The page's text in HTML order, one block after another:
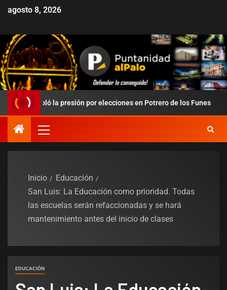
agosto 8, 2026
la presión por elecciones en Potrero de los Funes
Inicio
Educación
San Luis: La Educación como prioridad. Todas
las escuelas serán refaccionadas y se hará
mantenimiento antes del inicio de clases
EDUCACIÓN